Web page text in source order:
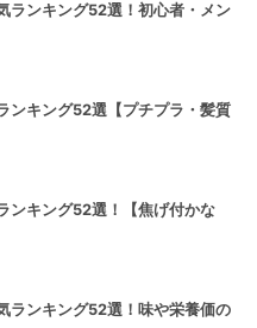
ランキング52選！初心者・メン
ンキング52選【プチプラ・髪質
ンキング52選！【焦げ付かな
ランキング52選！味や栄養価の